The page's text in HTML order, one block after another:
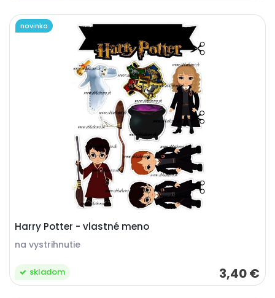
Harry Potter - vlastné meno
na vystrihnutie
3,40 €
skladom
novinka